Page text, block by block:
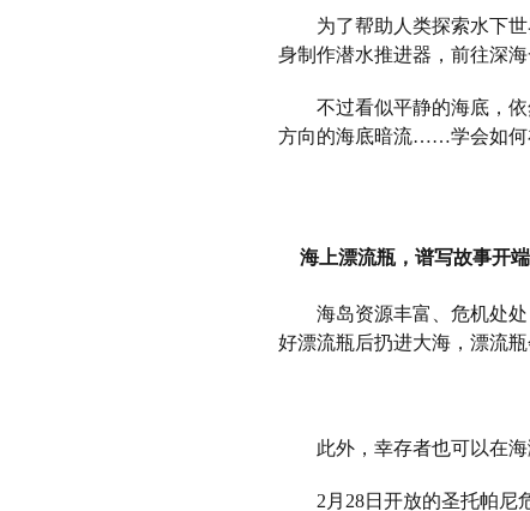
为了帮助人类探索水下世
身制作潜水推进器，前往深
不过看似平静的海底，依
方向的海底暗流……学会如何
海上漂流瓶，谱写故事开端
海岛资源丰富、危机处处
好漂流瓶后扔进大海，漂流
此外，幸存者也可以在海
2月28日开放的圣托帕尼